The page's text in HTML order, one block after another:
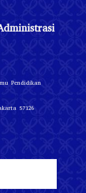
Pendidikan
57126